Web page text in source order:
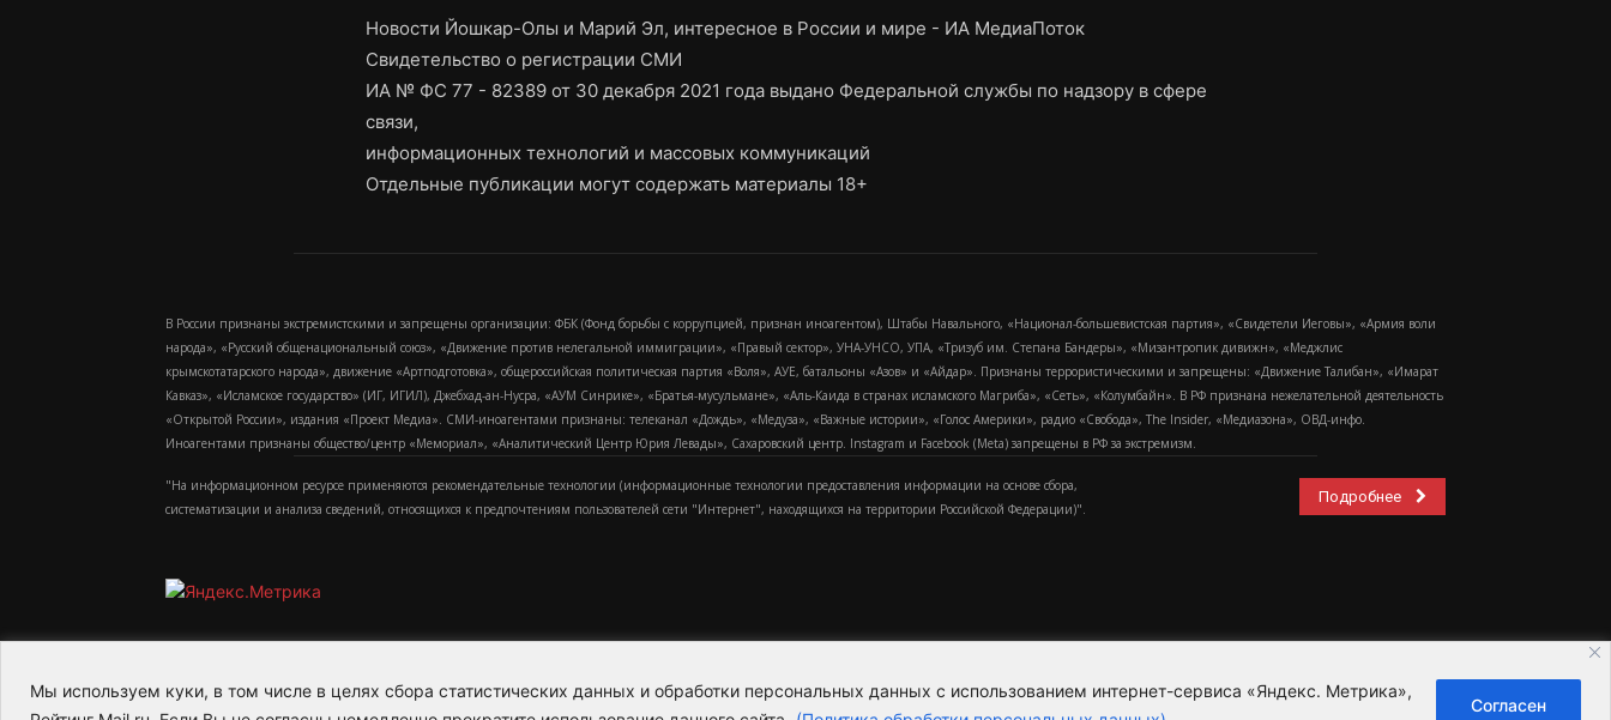
Мы используем куки, в том числе в целях сбора статистических данных и обработки персональных данных с использованием интернет-сервиса «Яндекс. Метрика»,
Согласен
Новости Йошкар-Олы и Марий Эл, интересное в России и мире - ИА МедиаПоток
Свидетельство о регистрации СМИ
ИА № ФС 77 - 82389 от 30 декабря 2021 года выдано Федеральной службы по надзору в сфере
связи,
информационных технологий и массовых коммуникаций
Отдельные публикации могут содержать материалы 18+
В России признаны экстремистскими и запрещены организации: ФБК (Фонд борьбы с коррупцией, признан иноагентом), Штабы Навального, «Национал-большевистская партия», «Свидетели Иеговы», «Армия воли
народа», «Русский общенациональный союз», «Движение против нелегальной иммиграции», «Правый сектор», УНА-УНСО, УПА, «Тризуб им. Степана Бандеры», «Мизантропик дивижн», «Меджлис
крымскотатарского народа», движение «Артподготовка», общероссийская политическая партия «Воля», АУЕ, батальоны «Азов» и «Айдар». Признаны террористическими и запрещены: «Движение Талибан», «Имарат
Кавказ», «Исламское государство» (ИГ, ИГИЛ), Джебхад-ан-Нусра, «АУМ Синрике», «Братья-мусульмане», «Аль-Каида в странах исламского Магриба», «Сеть», «Колумбайн». В РФ признана нежелательной деятельность
«Открытой России», издания «Проект Медиа». СМИ-иноагентами признаны: телеканал «Дождь», «Медуза», «Важные истории», «Голос Америки», радио «Свобода», The Insider, «Медиазона», ОВД-инфо.
Иноагентами признаны общество/центр «Мемориал», «Аналитический Центр Юрия Левады», Сахаровский центр. Instagram и Facebook (Metа) запрещены в РФ за экстремизм.
"На информационном ресурсе применяются рекомендательные технологии (информационные технологии предоставления информации на основе сбора,
систематизации и анализа сведений, относящихся к предпочтениям пользователей сети "Интернет", находящихся на территории Российской Федерации)".
Подробнее
2015-2026- Информационное агентство МедиаПоток Для справки Пользовательское соглашение